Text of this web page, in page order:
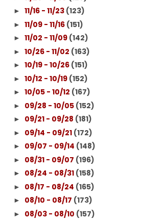
► 11/16 - 11/23 (123)
► 11/09 - 11/16 (151)
► 11/02 - 11/09 (142)
► 10/26 - 11/02 (163)
► 10/19 - 10/26 (151)
► 10/12 - 10/19 (152)
► 10/05 - 10/12 (167)
► 09/28 - 10/05 (152)
► 09/21 - 09/28 (181)
► 09/14 - 09/21 (172)
► 09/07 - 09/14 (148)
► 08/31 - 09/07 (196)
► 08/24 - 08/31 (158)
► 08/17 - 08/24 (165)
► 08/10 - 08/17 (173)
► 08/03 - 08/10 (157)